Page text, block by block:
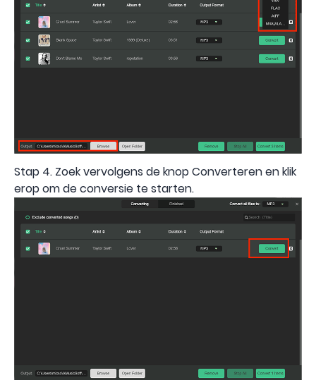
Stap 4. Zoek vervolgens de knop Converteren en klik
erop om de conversie te starten.